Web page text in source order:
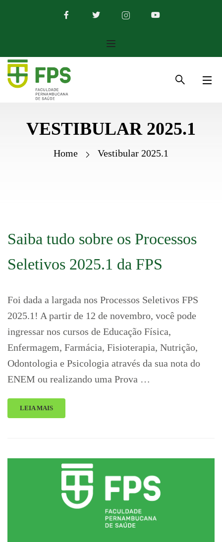
VESTIBULAR 2025.1
Home Vestibular 2025.1
Saiba tudo sobre os Processos
Seletivos 2025.1 da FPS
Foi dada a largada nos Processos Seletivos FPS
2025.1! A partir de 12 de novembro, você pode
ingressar nos cursos de Educação Física,
Enfermagem, Farmácia, Fisioterapia, Nutrição,
Odontologia e Psicologia através da sua nota do
ENEM ou realizando uma Prova …
LEIA MAIS